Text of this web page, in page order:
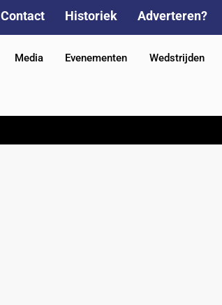
Contact Historiek Adverteren?
Media Evenementen Wedstrijden